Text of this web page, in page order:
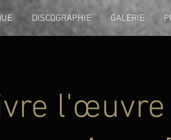
DISCOGRAPHIE GALERIE
l'œuvre